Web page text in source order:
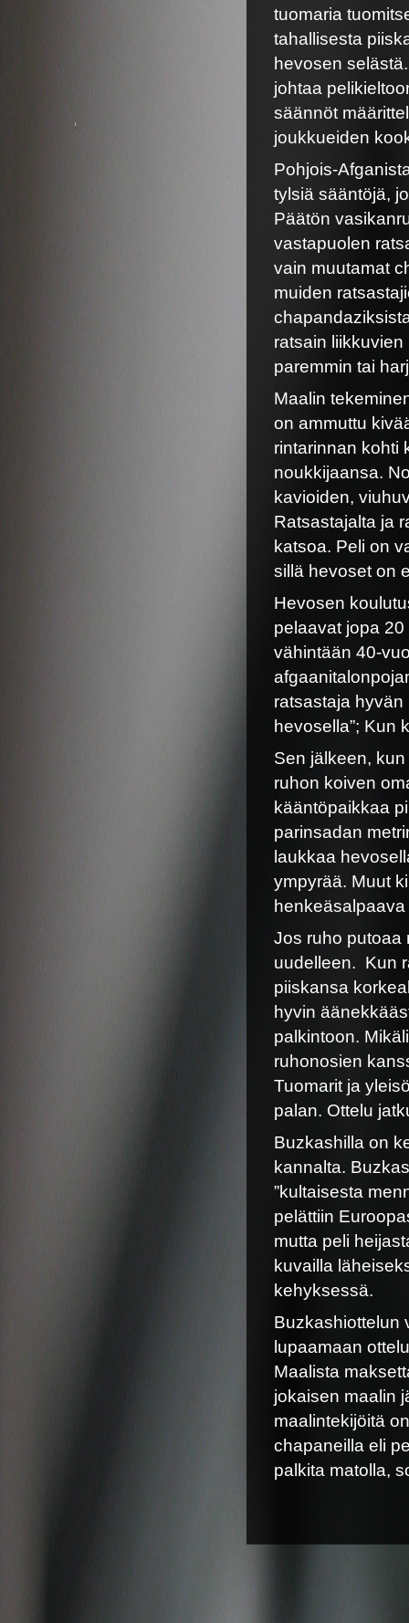
tuomaria
tahallisesta
hevosen
johtaa
säännöt
joukkueiden
Pohjois-
tylsiä sääntöjä,
Päätön
vastapuolen
vain muutamat
muiden
ratsain
paremmin tai
Maalin
on ammuttu
rintarinnan kohti
noukkijaansa.
kavioiden,
Ratsastajalta ja
katsoa. Peli on
sillä hevoset on
Hevosen
pelaavat jopa
vähintään 40-
ratsastaja
hevosella”; Kun
Sen jälkeen,
ruhon koiven
kääntöpaikkaa
parinsadan
laukkaa
ympyrää. Muut
Jos ruho putoaa
uudelleen. Kun
piiskansa
hyvin
palkintoon.
ruhonosien
Tuomarit ja
palan. Ottelu
Buzkashilla on
kannalta.
”kultaisesta
pelättiin
mutta peli
kuvailla
kehyksessä.
Buzkashiottelun
lupaamaan
Maalista
jokaisen maalin
maalintekijöitä
chapaneilla eli
palkita matolla,